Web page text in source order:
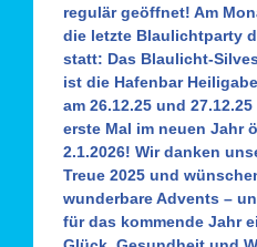
regulär geöffnet! Am
die letzte Blaulichtparty
statt: Das Blaulicht-
ist die Hafenbar
am 26.12.25 und27.12.25
erste Mal im neuen Jahr
2.1.2026! Wir danken
Treue 2025 und
wunderbare Advents –
für das kommende Jahr